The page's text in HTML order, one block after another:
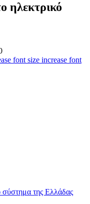
ηλεκτρικό
increase font